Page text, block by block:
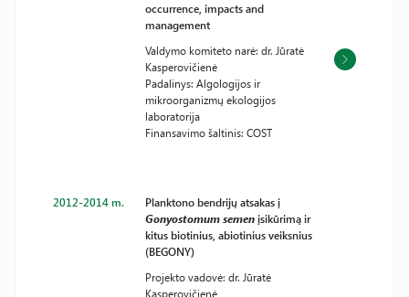
occurrence, impacts and
management
Valdymo komiteto narė: dr. Jūratė
Kasperovičienė
Padalinys: Algologijos ir
mikroorganizmų ekologijos
laboratorija
Finansavimo šaltinis: COST
2012-2014 m.
Planktono bendrijų atsakas į
Gonyostomum semenįsikūrimą ir
kitus biotinius, abiotinius veiksnius
(BEGONY)
Projekto vadovė: dr. Jūratė
Kasperovičienė